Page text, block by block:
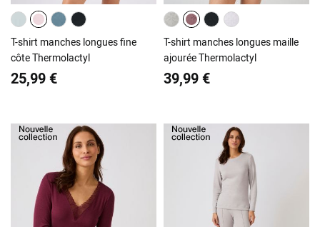
T-shirt manches longues fine
côte Thermolactyl
25,99 €
T-shirt manches longues maille
ajourée Thermolactyl
39,99 €